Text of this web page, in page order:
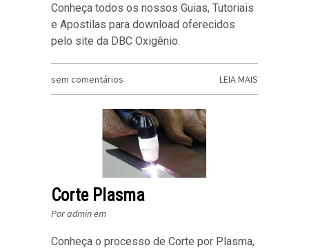
Conheça todos os nossos Guias, Tutoriais
e Apostilas para download oferecidos
pelo site da DBC Oxigênio.
sem comentários LEIA MAIS
Corte Plasma
Por admin em
Conheça o processo de Corte por Plasma,